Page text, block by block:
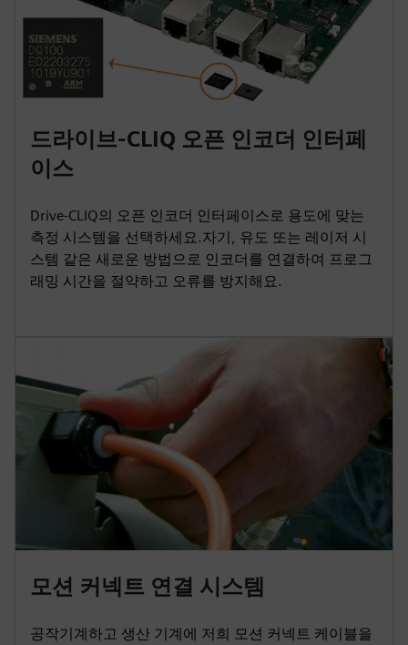
드라이브-CLIQ 오픈 인코더 인터페
이스
Drive-CLIQ의 오픈 인코더 인터페이스로 용도에 맞는
측정 시스템을 선택하세요.자기, 유도 또는 레이저 시
스템 같은 새로운 방법으로 인코더를 연결하여 프로그
래밍 시간을 절약하고 오류를 방지해요.
모션 커넥트 연결 시스템
공작기계하고 생산 기계에 저희 모션 커넥트 케이블을